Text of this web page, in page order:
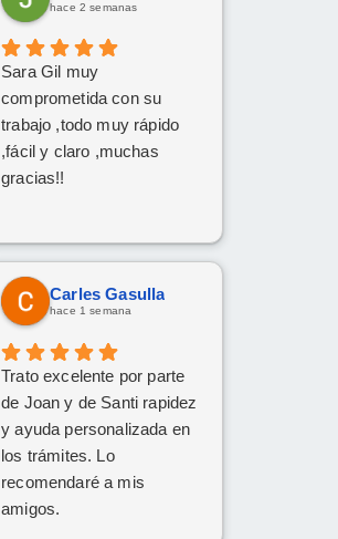
hace 2 semanas
Sara Gil muy
comprometida con su
trabajo ,todo muy rápido
,fácil y claro ,muchas
gracias!!
Carles Gasulla
hace 1 semana
Trato excelente por parte
de Joan y de Santi rapidez
y ayuda personalizada en
los trámites. Lo
recomendaré a mis
amigos.